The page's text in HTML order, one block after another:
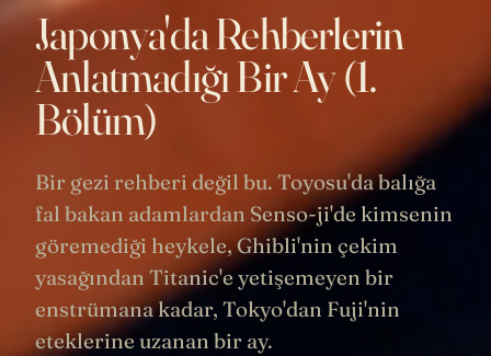
Japonya'da Rehberlerin
Anlatmadığı Bir Ay (1.
Bölüm)
Bir gezi rehberi değil bu. Toyosu'da balığa
fal bakan adamlardan Senso-ji'de kimsenin
göremediği heykele, Ghibli'nin çekim
yasağından Titanic'e yetişemeyen bir
enstrümana kadar, Tokyo'dan Fuji'nin
eteklerine uzanan bir ay.